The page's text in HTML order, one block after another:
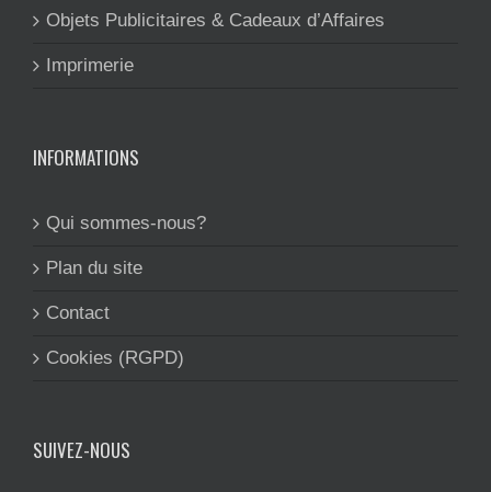
Objets Publicitaires & Cadeaux d’Affaires
Imprimerie
INFORMATIONS
Qui sommes-nous?
Plan du site
Contact
Cookies (RGPD)
SUIVEZ-NOUS